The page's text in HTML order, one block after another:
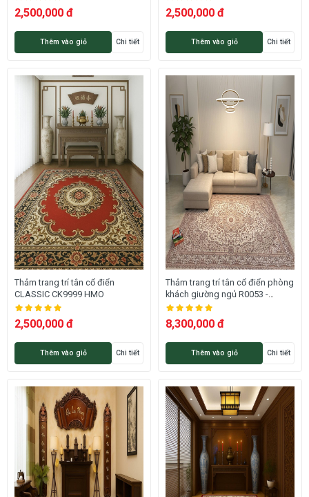
2,500,000 đ
Thêm vào giỏ Chi tiết
2,500,000 đ
Thêm vào giỏ Chi tiết
Thảm trang trí tân cổ điển
CLASSIC CK9999 HMO
2,500,000 đ
Thêm vào giỏ Chi tiết
Thảm trang trí tân cổ điển phòng
khách giường ngủ R0053 -
ROMEO
8,300,000 đ
Thêm vào giỏ Chi tiết